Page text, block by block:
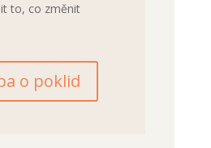
to, co změnit
o poklid